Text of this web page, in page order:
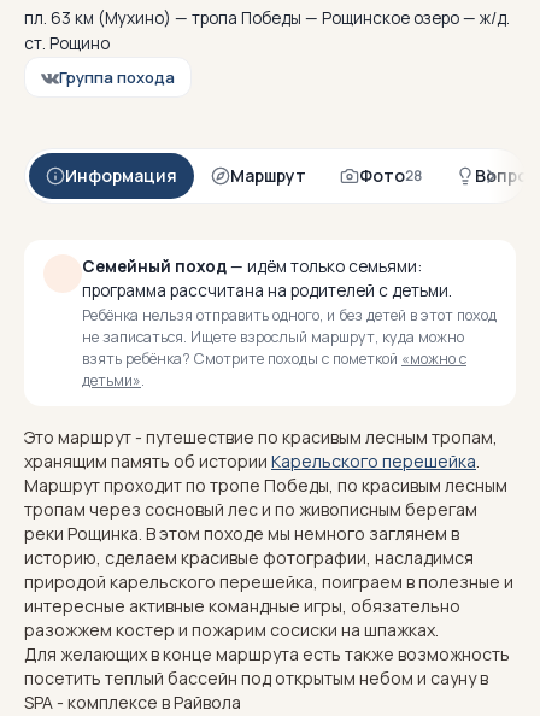
пл. 63 км (Мухино) — тропа Победы — Рощинское озеро — ж/д.
ст. Рощино
Группа похода
Информация Маршрут Фото28
Семейный поход— идём только семьями:
программа рассчитана на родителей с детьми.
Ребёнка нельзя отправить одного, и без детей в этот поход
не записаться. Ищете взрослый маршрут, куда можно
взять ребёнка? Смотрите походы с пометкой «можно с
детьми».
Это маршрут - путешествие по красивым лесным тропам,
хранящим память об истории Карельского перешейка.
Маршрут проходит по тропе Победы, по красивым лесным
тропам через сосновый лес и по живописным берегам
реки Рощинка. В этом походе мы немного заглянем в
историю, сделаем красивые фотографии, насладимся
природой карельского перешейка, поиграем в полезные и
интересные активные командные игры, обязательно
разожжем костер и пожарим сосиски на шпажках.
Для желающих в конце маршрута есть также возможность
посетить теплый бассейн под открытым небом и сауну в
SPA - комплексе в Райвола